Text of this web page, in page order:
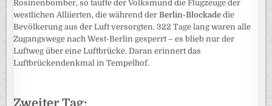
Rosinenbomber, so taufte der Volksmund die Flugzeuge der
westlichen Alliierten, die während derBerlin-Blockade die
Bevölkerung aus der Luft versorgten. 322 Tage lang waren alle
Zugangswege nach West-Berlin gesperrt – es blieb nur der
Luftweg über eine Luftbrücke. Daran erinnert das
Luftbrückendenkmal in Tempelhof.